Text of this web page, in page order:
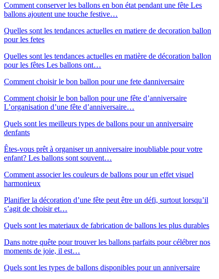
Comment conserver les ballons en bon état pendant une fête Les
ballons ajoutent une touche festive…
Quelles sont les tendances actuelles en matiere de decoration ballon
pour les fetes
Quelles sont les tendances actuelles en matière de décoration ballon
pour les fêtes Les ballons ont…
Comment choisir le bon ballon pour une fete danniversaire
Comment choisir le bon ballon pour une fête d’anniversaire
L’organisation d’une fête d’anniversaire…
Quels sont les meilleurs types de ballons pour un anniversaire
denfants
Êtes-vous prêt à organiser un anniversaire inoubliable pour votre
enfant? Les ballons sont souvent…
Comment associer les couleurs de ballons pour un effet visuel
harmonieux
Planifier la décoration d’une fête peut être un défi, surtout lorsqu’il
s’agit de choisir et…
Quels sont les materiaux de fabrication de ballons les plus durables
Dans notre quête pour trouver les ballons parfaits pour célébrer nos
moments de joie, il est…
Quels sont les types de ballons disponibles pour un anniversaire